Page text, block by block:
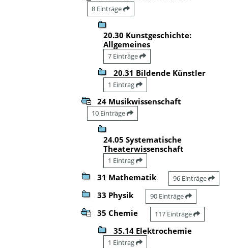
8 Einträge
20.30 Kunstgeschichte:
Allgemeines
7 Einträge
20.31 Bildende Künstler
1 Eintrag
24 Musikwissenschaft
10 Einträge
24.05 Systematische
Theaterwissenschaft
1 Eintrag
31 Mathematik 96 Einträge
33 Physik 90 Einträge
35 Chemie 117 Einträge
35.14 Elektrochemie
1 Eintrag